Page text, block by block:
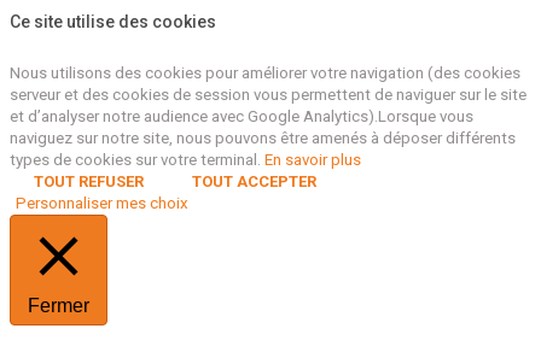
Ce site utilise des cookies
Nous utilisons des cookies pour améliorer votre navigation (des cookies
serveur et des cookies de session vous permettent de naviguer sur le site
et d’analyser notre audience avec Google Analytics).Lorsque vous
naviguez sur notre site, nous pouvons être amenés à déposer différents
types de cookies sur votre terminal. En savoir plus
TOUT REFUSER
TOUT ACCEPTER
Personnaliser mes choix
Fermer